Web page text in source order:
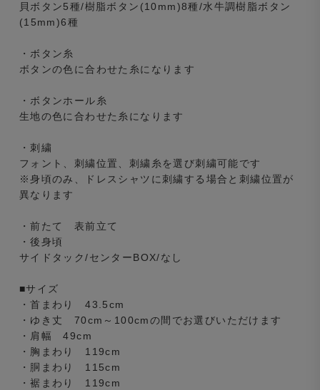
貝ボタン5種/樹脂ボタン(10mm)8種/水牛調樹脂ボタン
(15mm)6種
・ボタン糸
ボタンの色に合わせた糸になります
・ボタンホール糸
生地の色に合わせた糸になります
・刺繍
フォント、刺繍位置、刺繍糸を選び刺繍可能です
※身頃のみ、ドレスシャツに刺繍する場合と刺繍位置が
異なります
・前たて 表前立て
・後身頃
サイドタック/センターBOX/なし
■サイズ
・首まわり 43.5cm
・ゆき丈 70cm～100cmの間でお選びいただけます
・肩幅 49cm
・胸まわり 119cm
・胴まわり 115cm
・裾まわり 119cm